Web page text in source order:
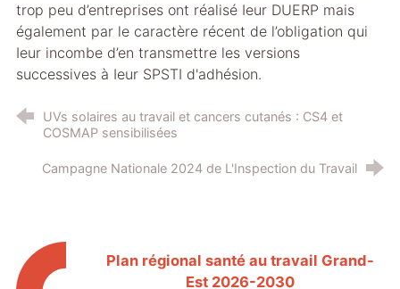
trop peu d’entreprises ont réalisé Ieur DUERP mais
également par le caractère récent de l’obligation qui
Ieur incombe d’en transmettre les versions
successives à Ieur SPSTI d'adhésion.
UVs solaires au travail et cancers cutanés : CS4 et
COSMAP sensibilisées
Campagne Nationale 2024 de L'Inspection du Travail
Plan régional santé au travail Grand-
Est 2026-2030